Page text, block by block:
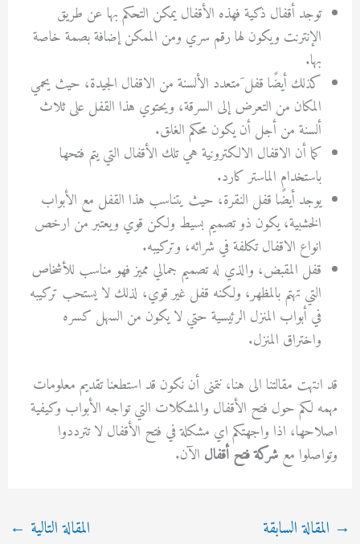
توجد أقفال ذكية فهذه الأقفال يمكن التحكم بها عن طريق
الإنترنت ويكون لها رقم سري ومن الممكن إضافة بصمة خاصة
بها.
كذلك أيضًا قفل َمتعدد الألسنة من الاقفال الجيدة، حيث يحمي
المكان من التعرض إلى السرقة، ويحتوي هذا القفل على ثلاث
ألسنة من أجل أن يكون محكم الغلق.
كما أن الاقفال الالكترونية هي تلك الأقفال التي يتم فتحها
باستخدام الماستر كارد.
يوجد أيضًا قفل النقرة، حيث يتناسب هذا القفل مع الأبواب
الخشبية، يكون ذو تصميم بسيط ولكن قوي ويعتبر من ارخص
انواع الاقفال تكلفة في شرائه، وتركيبه.
قفل المقبض، والذي له تصميم جمالي مميز فهو مناسب للأشخاص
التي تهتم بالمظهر، ولكنه قفل غير قوي، لذلك لا يستحب تركيبه
في أبواب المنزل الرئيسية حتي لا يكون من السهل كسره
واختراق المنزل.
قد انتهت مقالتنا الى هنا، نتمنى أن نكون قد استطعنا تقديم معلومات
مهمه لكم حول فتح الأقفال والمشكلات التي تواجه الأبواب وكيفية
اصلاحها، اذا واجهتكم اي مشكلة في فتح الأقفال لا تترددوا
وتواصلوا معشركة فتح أقفال الآن.
→ المقالة السابقة المقالة التالية ←